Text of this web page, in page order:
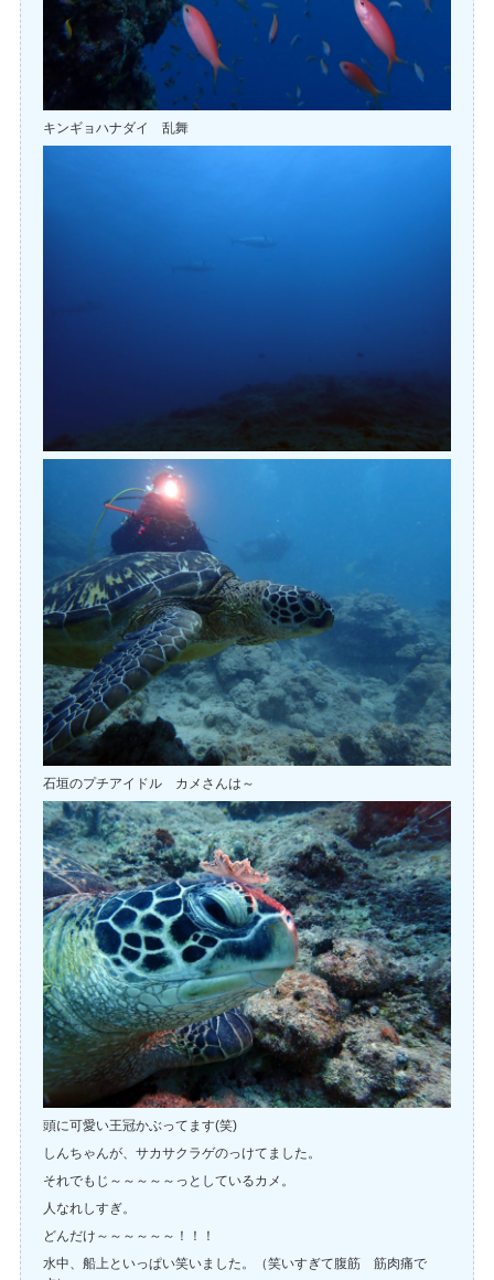
キンギョハナダイ 乱舞
石垣のプチアイドル カメさんは～
頭に可愛い王冠かぶってます(笑)
しんちゃんが、サカサクラゲのっけてました。
それでもじ～～～～～っとしているカメ。
人なれしすぎ。
どんだけ～～～～～～！！！
水中、船上といっぱい笑いました。（笑いすぎて腹筋 筋肉痛で